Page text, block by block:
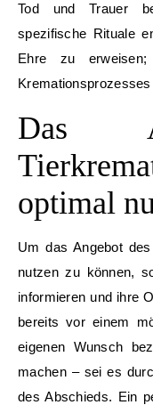
Tod und Trauer
spezifische Rituale
Ehre zu
Das
optimal
Um das Angebot
nutzen zu können,
informieren und ihre
bereits vor einem
eigenen Wunsch
machen – sei es
des Abschieds. Ein